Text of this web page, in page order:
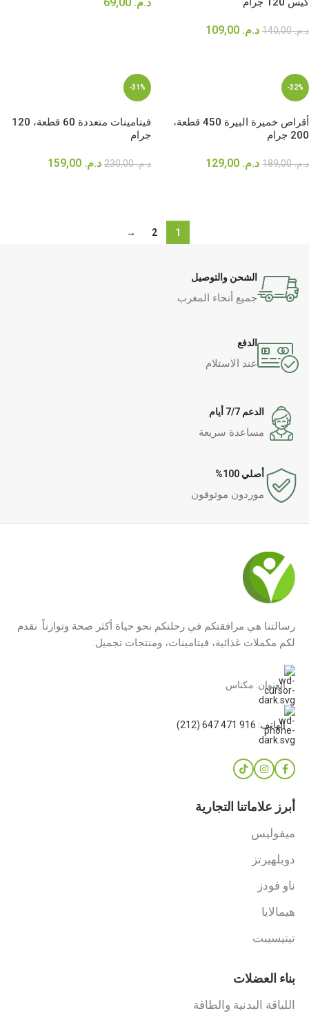
د.م.140,00 د.م.
-32%
أقراص خميرة البيرة 450 قطعة،
200 جرام
د.م.189,00 د.م.
-31%
فيتامينات متعددة 60 قطعة، 120
جرام
د.م.230,00 د.م.
1
2
→
الشحن والتوصيل
جميع أنحاء المغرب
الدفع
عند الاستلام
الدعم 7/7 أيام
مساعدة سريعة
أصلي 100%
موردون موثوقون
رسالتنا هي مرافقتكم في رحلتكم نحو حياة أكثر صحة وتوازناً. نقدم
لكم مكملات غذائية، فيتامينات، ومنتجات تجميل.
العنوان: مكناس
الهاتف: 916 471 647 (212)
أبرز علاماتنا التجارية
ميفوليس
دوبلهيرتز
ناو فودز
هيمالايا
تيتيسيبت
بناء العضلات
اللياقة البدنية والطاقة